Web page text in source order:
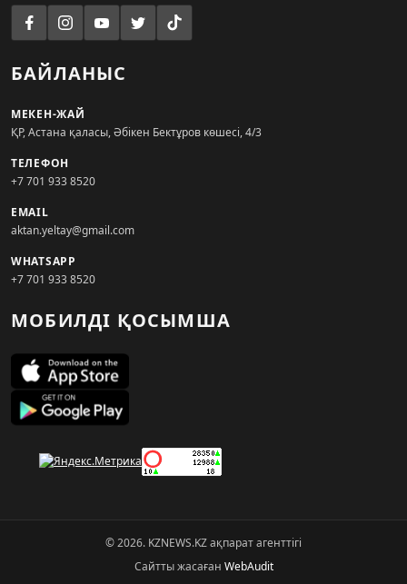
БАЙЛАНЫС
МЕКЕН-ЖАЙ
ҚР, Астана қаласы, Әбікен Бектұров көшесі, 4/3
ТЕЛЕФОН
+7 701 933 8520
EMAIL
aktan.yeltay@gmail.com
WHATSAPP
+7 701 933 8520
МОБИЛДІ ҚОСЫМША
© 2026. KZNEWS.KZ ақпарат агенттігі
Сайтты жасаған WebAudit